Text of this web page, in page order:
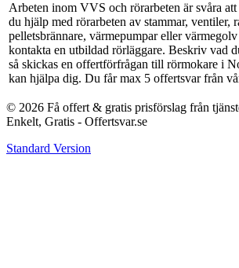
Arbeten inom VVS och rörarbeten är svåra
du hjälp med rörarbeten av stammar, ventiler,
pelletsbrännare, värmepumpar eller
kontakta en utbildad rörläggare. Beskriv vad
så skickas en offertförfrågan till rörmokare i
kan hjälpa dig. Du får max 5 offertsvar från
© 2026 Få offert & gratis prisförslag från
Enkelt, Gratis - Offertsvar.se
Standard Version